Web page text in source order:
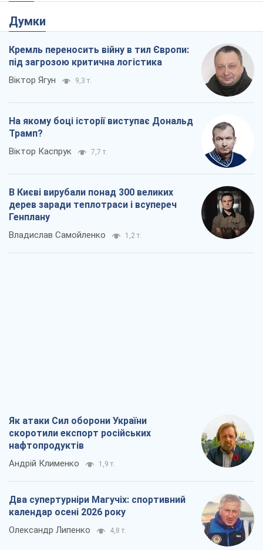
Думки
Кремль переносить війну в тил Європи:
під загрозою критична логістика
Віктор Ягун 9,3 т.
На якому боці історії виступає Дональд
Трамп?
Віктор Каспрук 7,7 т.
В Києві вирубали понад 300 великих
дерев заради теплотраси і всупереч
Генплану
Владислав Самойленко 1,2 т.
Як атаки Сил оборони України
скоротили експорт російських
нафтопродуктів
Андрій Клименко 1,9 т.
Два супертурніри Магучіх: спортивний
календар осені 2026 року
Олександр Липенко 4,8 т.